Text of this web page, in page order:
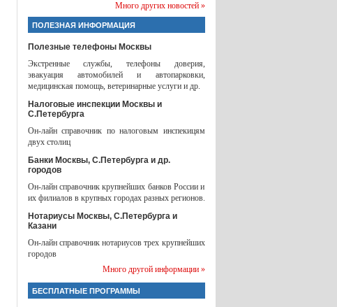
Много других новостей »
ПОЛЕЗНАЯ ИНФОРМАЦИЯ
Полезные телефоны Москвы
Экстренные службы, телефоны доверия,
эвакуация автомобилей и автопарковки,
медицинская помощь, ветеринарные услуги и др.
Налоговые инспекции Москвы и
С.Петербурга
Он-лайн справочник по налоговым инспекицям
двух столиц
Банки Москвы, С.Петербурга и др.
городов
Он-лайн справочник крупнейших банков России и
их филиалов в крупных городах разных регионов.
Нотариусы Москвы, С.Петербурга и
Казани
Он-лайн справочник нотариусов трех крупнейших
городов
Много другой информации »
БЕСПЛАТНЫЕ ПРОГРАММЫ